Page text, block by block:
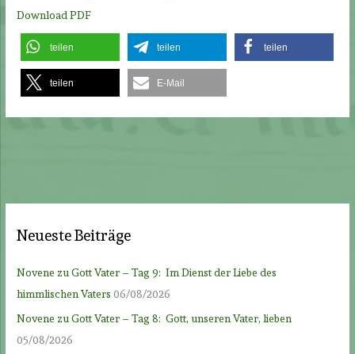
Download PDF
teilen teilen teilen
teilen E-Mail
Neueste Beiträge
Novene zu Gott Vater – Tag 9: Im Dienst der Liebe des
himmlischen Vaters 06/08/2026
Novene zu Gott Vater – Tag 8: Gott, unseren Vater, lieben
05/08/2026